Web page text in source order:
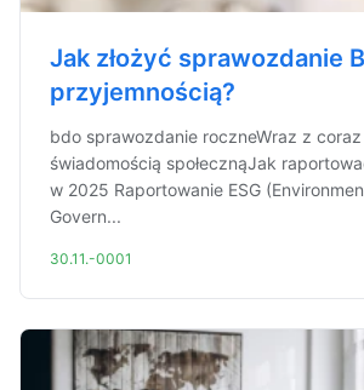
Jak złożyć sprawozdanie
przyjemnością?
bdo sprawozdanie roczneWraz z
świadomością społecznąJak
w 2025 Raportowanie ESG
Govern...
30.11.-0001